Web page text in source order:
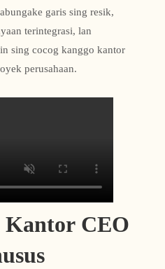
garis sing resik,
terintegrasi, lan
sing cocog kanggo kantor
perusahaan.
Kantor CEO